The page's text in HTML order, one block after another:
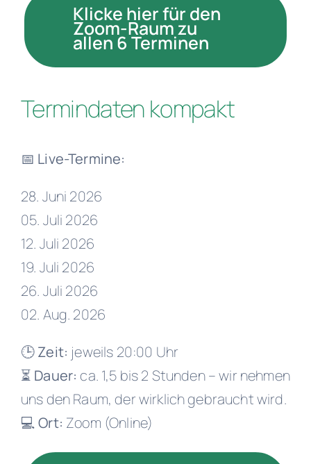
Klicke hier für den
Zoom-Raum zu
allen 6 Terminen
Termindaten kompakt
📅 Live-Termine:
28. Juni 2026
05. Juli 2026
12. Juli 2026
19. Juli 2026
26. Juli 2026
02. Aug. 2026
🕒Zeit: jeweils 20:00 Uhr
⏳ Dauer: ca. 1,5 bis 2 Stunden – wir nehmen
uns den Raum, der wirklich gebraucht wird.
💻Ort: Zoom (Online)